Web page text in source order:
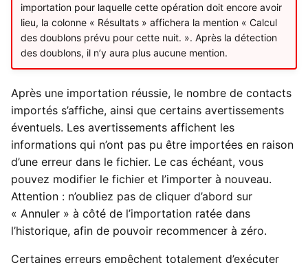
importation pour laquelle cette opération doit encore avoir
lieu, la colonne « Résultats » affichera la mention « Calcul
des doublons prévu pour cette nuit. ». Après la détection
des doublons, il n’y aura plus aucune mention.
Après une importation réussie, le nombre de contacts
importés s’affiche, ainsi que certains avertissements
éventuels. Les avertissements affichent les
informations qui n’ont pas pu être importées en raison
d’une erreur dans le fichier. Le cas échéant, vous
pouvez modifier le fichier et l’importer à nouveau.
Attention : n’oubliez pas de cliquer d’abord sur
« Annuler » à côté de l’importation ratée dans
l’historique, afin de pouvoir recommencer à zéro.
Certaines erreurs empêchent totalement d’exécuter